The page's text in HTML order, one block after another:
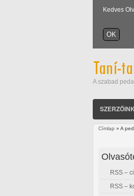
Kedves
A szabad
Címlap » A
RSS –
RSS –